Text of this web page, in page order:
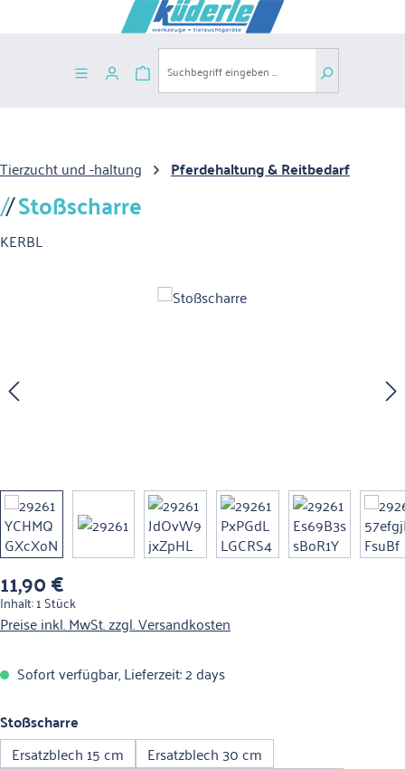
Zum Hauptinhalt springen
Warenkorb enthält 0 Positionen. Der
Tierzucht und -haltung Pferdehaltung & Reitbedarf
Stoßscharre
KERBL
Bildergalerie überspringen
Regulärer Preis:
11,90 €
Inhalt:1 Stück
Preise inkl. MwSt. zzgl. Versandkosten
Sofort verfügbar, Lieferzeit: 2 days
Stoßscharre
Ersatzblech 15 cm
Ersatzblech 30 cm